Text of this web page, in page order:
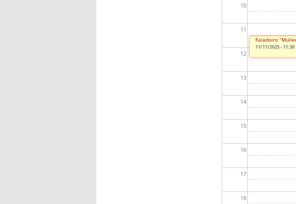
10
11
12
13
14
15
16
17
18
Faladoiro
11/11/2025 - 11:30